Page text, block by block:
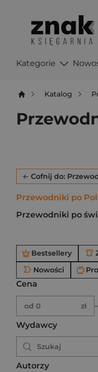
Kategorie
Katalog
Cofnij do:
Przewodniki po
Przewodniki po
Po użyciu
Bestsellery
Nowości
Cena
Brak ustawionego
Podaj zakres ceny w
od 0 zł –
Wydawcy
Autorzy